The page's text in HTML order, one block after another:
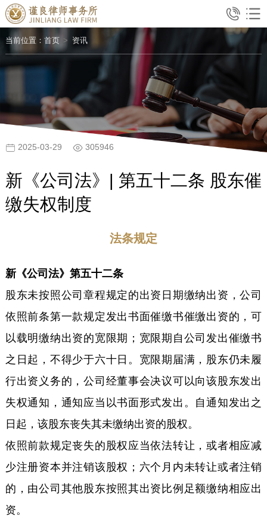
当前位置： 首页 资讯
2025-03-29 305946
新《公司法》| 第五十二条 股东催
缴失权制度
法条规定
新《公司法》第五十二条
股东未按照公司章程规定的出资日期缴纳出资，公司
依照前条第一款规定发出书面催缴书催缴出资的，可
以载明缴纳出资的宽限期；宽限期自公司发出催缴书
之日起，不得少于六十日。宽限期届满，股东仍未履
行出资义务的，公司经董事会决议可以向该股东发出
失权通知，通知应当以书面形式发出。自通知发出之
日起，该股东丧失其未缴纳出资的股权。
依照前款规定丧失的股权应当依法转让，或者相应减
少注册资本并注销该股权；六个月内未转让或者注销
的，由公司其他股东按照其出资比例足额缴纳相应出
资。